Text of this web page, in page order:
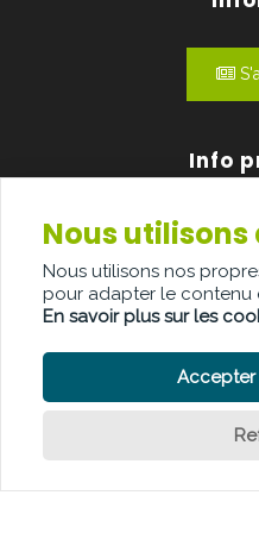
Info
Qui
Nous utilisons
Nous utilisons nos
pour adapter le contenu
En savoir plus sur les
Accepter